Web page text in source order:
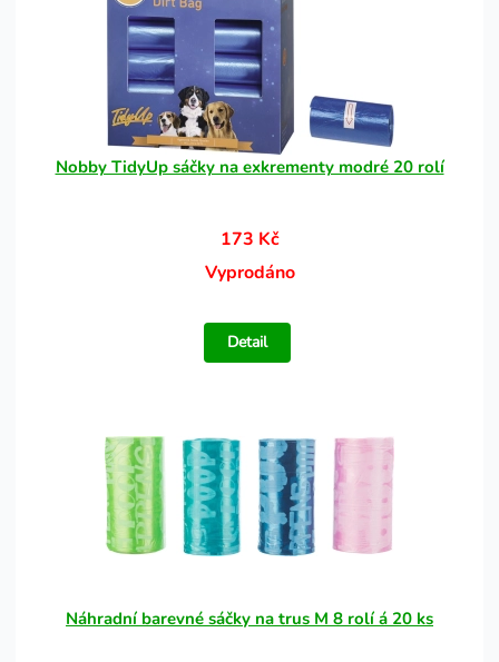
Nobby TidyUp sáčky na exkrementy modré 20 rolí
173 Kč
Vyprodáno
Detail
Náhradní barevné sáčky na trus M 8 rolí á 20 ks